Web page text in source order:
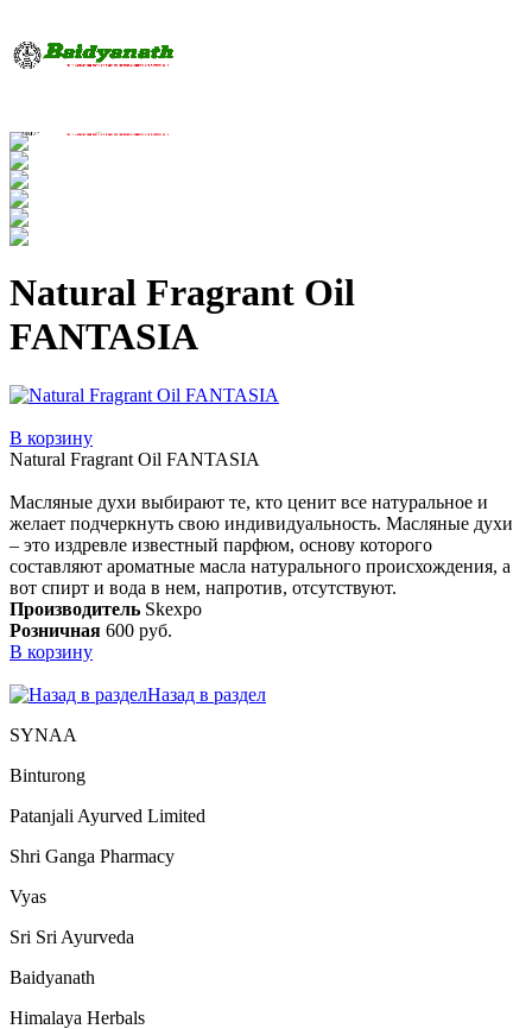
Natural Fragrant Oil
FANTASIA
В корзину
Natural Fragrant Oil FANTASIA
Масляные духи выбирают те, кто ценит все натуральное и
желает подчеркнуть свою индивидуальность. Масляные духи
– это издревле известный парфюм, основу которого
составляют ароматные масла натурального происхождения, а
вот спирт и вода в нем, напротив, отсутствуют.
Производитель Skexpo
Розничная 600 руб.
В корзину
Назад в раздел
SYNAA
Binturong
Patanjali Ayurved Limited
Shri Ganga Pharmacy
Vyas
Sri Sri Ayurveda
Baidyanath
Himalaya Herbals